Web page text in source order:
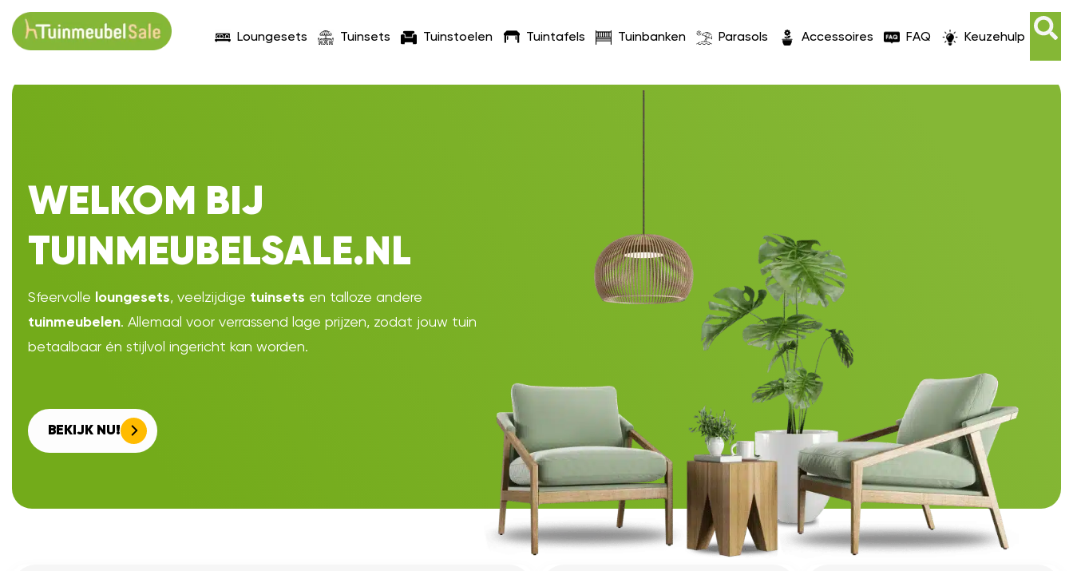
Loungesets Tuinsets Tuinstoelen Tuintafels Tuinbanken Parasols Accessoires FAQ Keuzehulp
WELKOM BIJ
TUINMEUBELSALE.NL
Sfeervolle loungesets, veelzijdige tuinsets en talloze andere
tuinmeubelen. Allemaal voor verrassend lage prijzen, zodat jouw tuin
betaalbaar én stijlvol ingericht kan worden.
BEKIJK NU!